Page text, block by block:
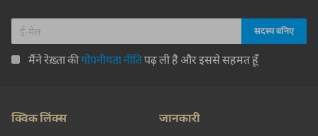
मैंने रेख़्ता कीगोपनीयता नीतिपढ़ ली है और इससे सहमत हूँ
क्विक लिंक्स जानकारी